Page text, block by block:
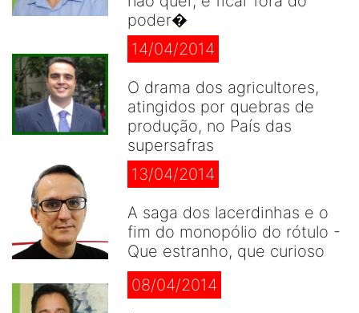
poder�
14/04/2014
O drama dos agricultores,
atingidos por quebras de
produção, no País das
supersafras
13/04/2014
A saga dos lacerdinhas e o
fim do monopólio do rótulo -
Que estranho, que curioso
08/04/2014